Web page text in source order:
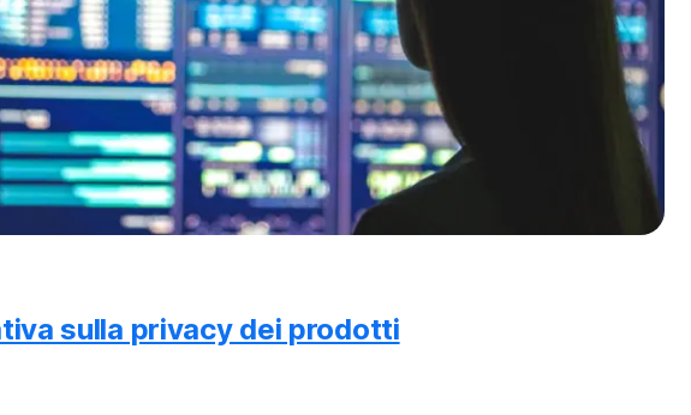
sulla privacy dei prodotti